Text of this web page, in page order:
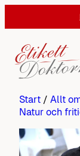
Start / Allt
Natur och